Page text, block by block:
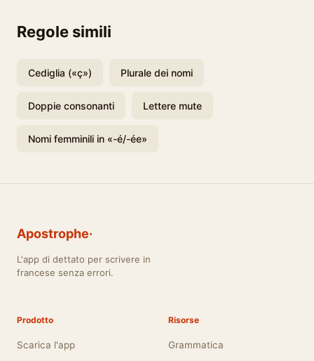
Regole simili
Cediglia («ç») Plurale dei nomi
Doppie consonanti Lettere mute
Nomi femminili in «-é/-ée»
Apostrophe·
L'app di dettato per scrivere in
francese senza errori.
Prodotto
Scarica l'app
Risorse
Grammatica